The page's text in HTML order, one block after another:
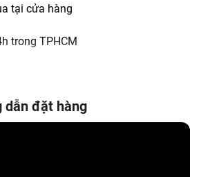
tại cửa hàng
trong TPHCM
dẫn đặt hàng